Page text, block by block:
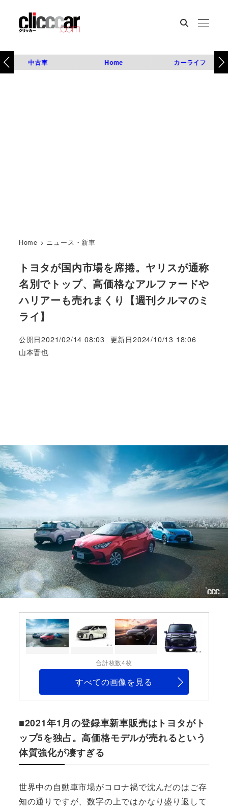
中古車 Home カーライフ
Home > ニュース・新車
トヨタが国内市場を席捲。ヤリスが通称
名別でトップ、高価格なアルファードや
ハリアーも売れまくり【週刊クルマのミ
ライ】
公開日2021/02/14 08:03 更新日2024/10/13 18:06
著
山本晋也
合計枚数4枚
すべての画像を見る
■2021年1月の登録車新車販売はトヨタがト
ップ5を独占。高価格モデルが売れるという
体質強化が凄すぎる
世界中の自動車市場がコロナ禍で沈んだのはご存
知の通りですが、数字の上ではかなり盛り返して